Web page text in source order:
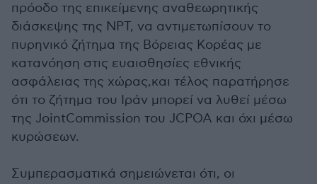
πρόοδο της επικείμενης αναθεωρητικής
διάσκεψης της NΡΤ, να αντιμετωπίσουν το
πυρηνικό ζήτημα της Βόρειας Κορέας με
κατανόηση στις ευαισθησίες εθνικής
ασφάλειας της χώρας,και τέλος παρατήρησε
ότι το ζήτημα του Ιράν μπορεί να λυθεί μέσω
της JointCommission του JCPOA και όχι μέσω
κυρώσεων.
Συμπερασματικά σημειώνεται ότι, οι